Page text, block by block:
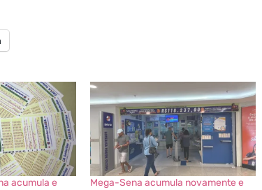
acumula e
Mega-Sena acumula novamente e